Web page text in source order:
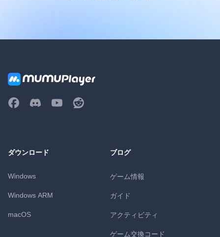
ダウンロード
Windows
Windows ARM
macOS
ブログ
ゲーム情報
ガイド
アクティビティ
ゲーム交換コード